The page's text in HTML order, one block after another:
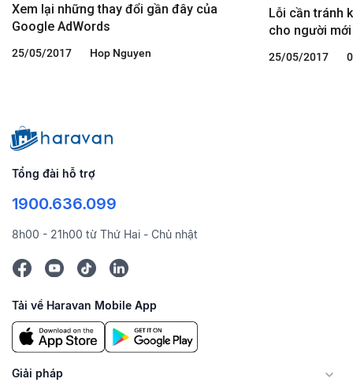
Xem lại những thay đổi gần đây của
Google AdWords
25/05/2017 Hop Nguyen
Lỗi cần tránh
cho người
25/05/2017 0
Tổng đài hỗ trợ
1900.636.099
8h00 - 21h00 từ Thứ Hai - Chủ nhật
Tải về Haravan Mobile App
Giải pháp